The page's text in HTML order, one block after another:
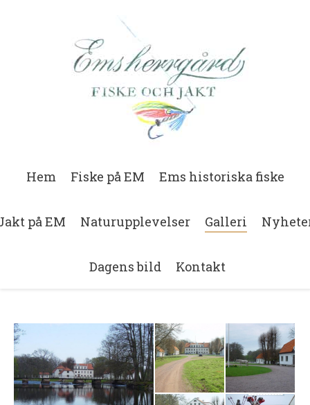
Hem Fiske på EM Ems historiska fiske
på EM Naturupplevelser Galleri
Dagens bild Kontakt